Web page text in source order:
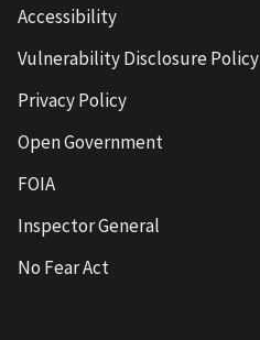
Accessibility
Vulnerability Disclosure Policy
Privacy Policy
Open Government
FOIA
Inspector General
No Fear Act